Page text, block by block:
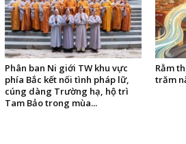
Phân ban Ni giới TW khu vực
phía Bắc kết nối tình pháp lữ,
cúng dàng Trường hạ, hộ trì
Tam Bảo trong mùa...
Rằm
trăm